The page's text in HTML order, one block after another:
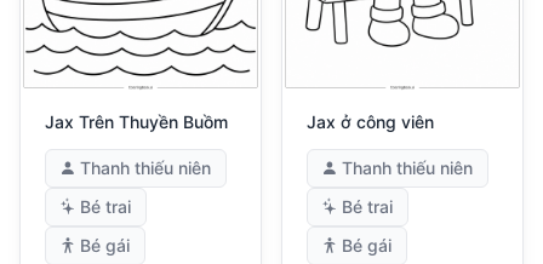
Jax Trên Thuyền Buồm
Thanh thiếu niên
Bé trai
Bé gái
Jax ở công viên
Thanh thiếu niên
Bé trai
Bé gái